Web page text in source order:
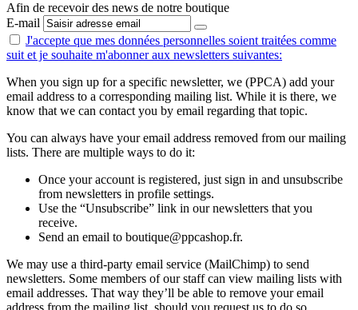
Afin de recevoir des news de notre boutique
E-mail
J'accepte que mes données personnelles soient traitées comme
suit et je souhaite m'abonner aux newsletters suivantes:
When you sign up for a specific newsletter, we (PPCA) add your
email address to a corresponding mailing list. While it is there, we
know that we can contact you by email regarding that topic.
You can always have your email address removed from our mailing
lists. There are multiple ways to do it:
Once your account is registered, just sign in and unsubscribe
from newsletters in profile settings.
Use the “Unsubscribe” link in our newsletters that you
receive.
Send an email to boutique@ppcashop.fr.
We may use a third-party email service (MailChimp) to send
newsletters. Some members of our staff can view mailing lists with
email addresses. That way they’ll be able to remove your email